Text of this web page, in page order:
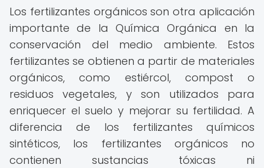
Los fertilizantes orgánicos son otra aplicación
importante de la Química Orgánica en la
conservación del medio ambiente. Estos
fertilizantes se obtienen a partir de materiales
orgánicos, como estiércol, compost o
residuos vegetales, y son utilizados para
enriquecer el suelo y mejorar su fertilidad. A
diferencia de los fertilizantes químicos
sintéticos, los fertilizantes orgánicos no
contienen sustancias tóxicas ni